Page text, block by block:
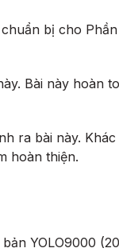
bị cho
Bài này hoàn
ra bài này.
hoàn thiện.
YOLO9000